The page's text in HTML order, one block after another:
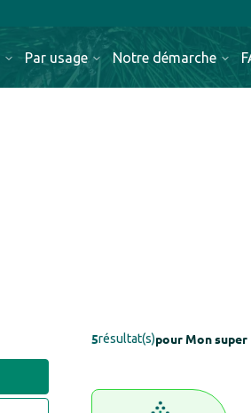
Par usage Notre démarche
5résultat(s)pour Mon